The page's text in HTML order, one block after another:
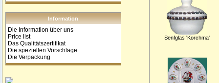
Information
Die Information über uns
Price list
Das Qualitätszertifikat
Die speziellen Vorschläge
Die Verpackung
Senfglas 'Korchma'